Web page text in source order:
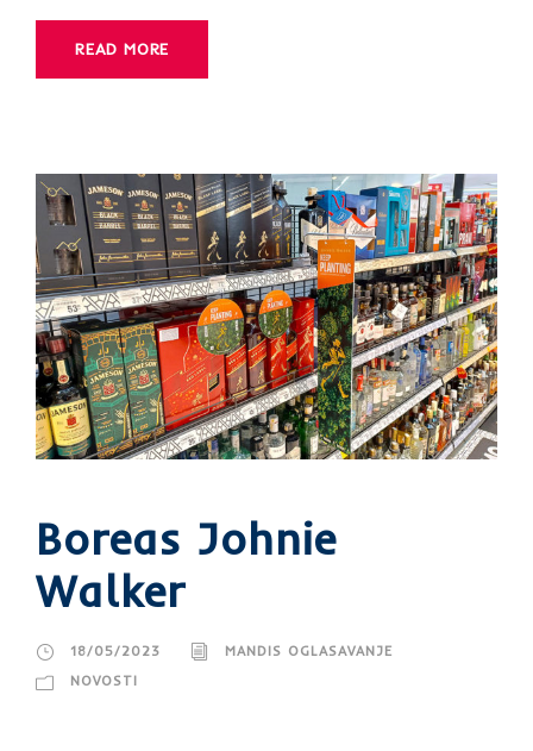
READ MORE
Boreas Johnie
Walker
18/05/2023
MANDIS OGLASAVANJE
NOVOSTI